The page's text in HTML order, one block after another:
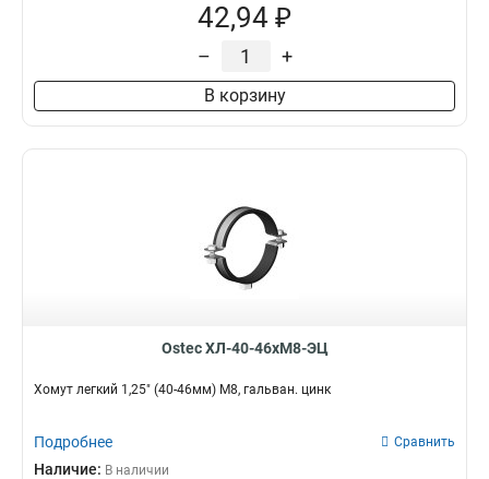
42,94 ₽
– +
В корзину
Ostec ХЛ-40-46хМ8-ЭЦ
Хомут легкий 1,25" (40-46мм) М8, гальван. цинк
Подробнее Сравнить
Наличие: В наличии